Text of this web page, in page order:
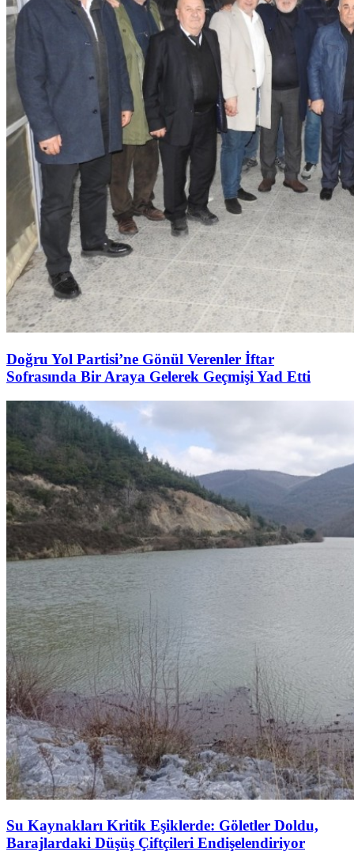
Doğru Yol Partisi’ne Gönül Verenler İftar
Sofrasında Bir Araya Gelerek Geçmişi Yad Etti
Su Kaynakları Kritik Eşiklerde: Göletler Doldu,
Barajlardaki Düşüş Çiftçileri Endişelendiriyor